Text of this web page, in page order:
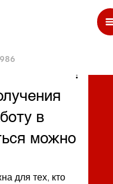
в
можно
для тех, кто